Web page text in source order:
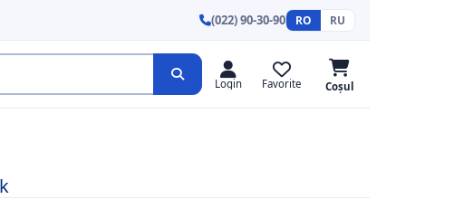
(022) 90-30-90 RO RU
Login Favorite Coșul